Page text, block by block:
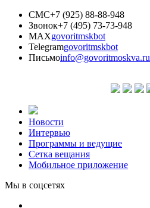
СМС+7 (925) 88-88-948
Звонок+7 (495) 73-73-948
MAXgovoritmskbot
Telegramgovoritmskbot
Письмоinfo@govoritmoskva.ru
Новости
Интервью
Программы и ведущие
Сетка вещания
Мобильное приложение
Мы в соцсетях